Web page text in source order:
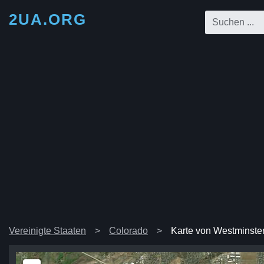
2UA.ORG
Vereinigte Staaten Colorado Karte von